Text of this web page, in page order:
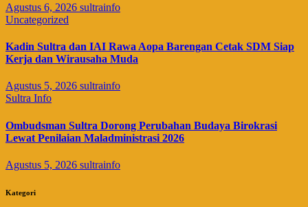
Agustus 6, 2026 sultrainfo
Uncategorized
Kadin Sultra dan IAI Rawa Aopa Barengan Cetak SDM Siap
Kerja dan Wirausaha Muda
Agustus 5, 2026 sultrainfo
Sultra Info
Ombudsman Sultra Dorong Perubahan Budaya Birokrasi
Lewat Penilaian Maladministrasi 2026
Agustus 5, 2026 sultrainfo
Kategori